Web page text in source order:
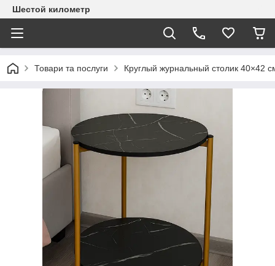
Шестой километр
Товари та послуги Круглый журнальный столик 40×42